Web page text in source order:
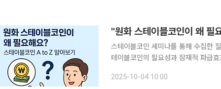
"원화 스테이블코인이 왜
스테이블코인 세미나를 통해 수집한
테이블코인의 필요성과 잠재적 파급
2025-10-04 10:00